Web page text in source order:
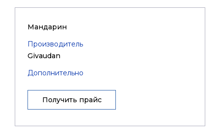
Мандарин
Производитель
Givaudan
Дополнительно
Получить прайс